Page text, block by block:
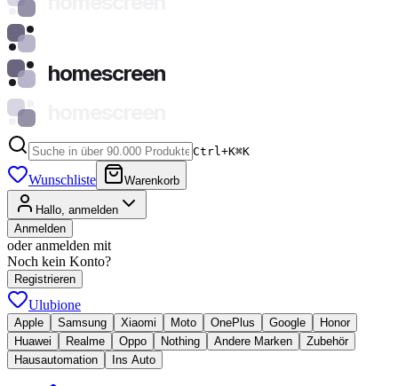
homescreen
Ctrl+K⌘K
Wunschliste Warenkorb
Hallo, anmelden
Anmelden
oder anmelden mit
Noch kein Konto?
Registrieren
Ulubione
Apple Samsung Xiaomi Moto OnePlus Google
Honor
Huawei
Realme Oppo Nothing Andere Marken
Zubehör
Hausautomation
Ins Auto